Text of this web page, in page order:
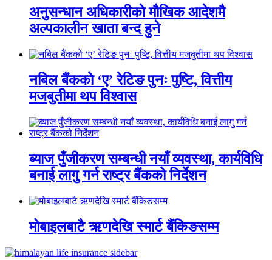
अनुसन्धान अधिकारीकाे माैखिक आदेशमै
अल्पकालीन खाता बन्द हुने
नबिल बैंकको ‘ए’ रेटिङ पुनः पुष्टि, वित्तीय
मजबुतीमा थप विश्वास
ब्याज पुँजीकरण सम्बन्धी नयाँ व्यवस्था, कार्यविधि
बनाई लागु गर्न राष्ट्र बैंकको निर्देशन
मोबाइलबाटै ऋणदेखि स्मार्ट बैंकिङसम्म